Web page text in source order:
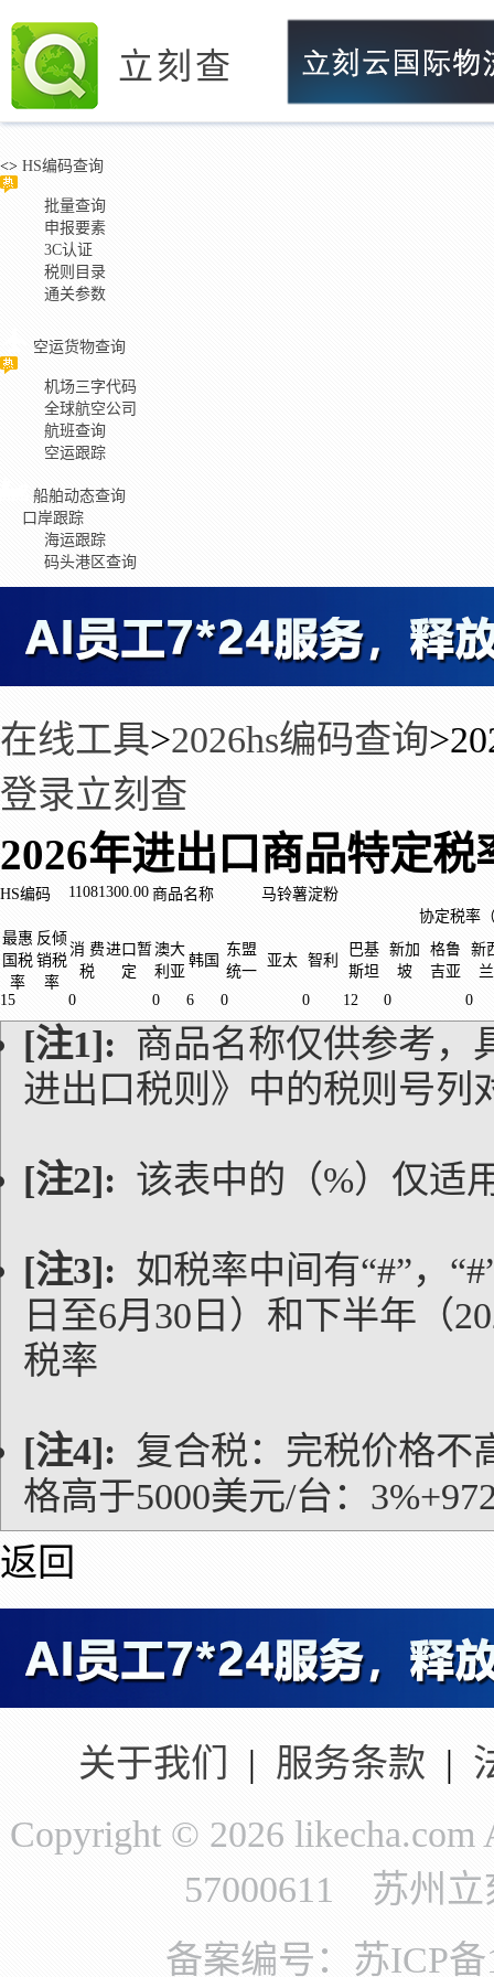
立刻查
<> HS编码查询
批量查询
申报要素
3C认证
税则目录
通关参数
空运货物查询
机场三字代码
全球航空公司
航班查询
空运跟踪
船舶动态查询
口岸跟踪
海运跟踪
码头港区查询
在线工具>2026hs编码查询>
登录立刻查
2026年进出口商品特定税
HS编码 11081300.00 商品名称
马铃薯淀粉
协定税率
最惠
国税
率
反倾
销税
率
消 费
税
进口暂
定
澳大
利亚
韩国
东盟
统一
亚太 智利
巴基
斯坦
新加
坡
格鲁
吉亚
新
兰
15
0 0 6 0 0 12 0 0
[注1]: 商品名称仅供参考，
进出口税则》中的税则号列
[注2]: 该表中的（%）仅适
[注3]: 如税率中间有“#”，
日至6月30日）和下半年（
税率
[注4]: 复合税：完税价格不
格高于5000美元/台：
返回
关于我们 | 服务条款 |
Copyright © 2026 likecha.com
57000611 苏州立
备案编号：苏ICP备